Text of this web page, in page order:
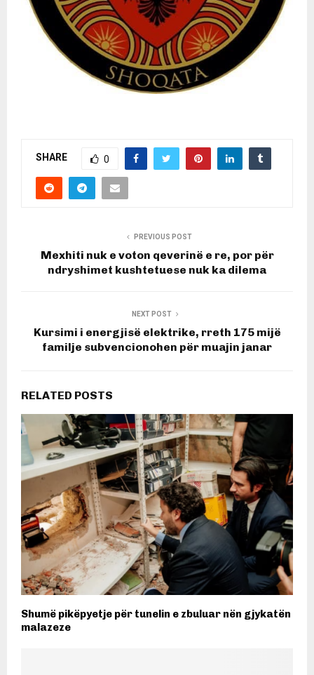
SHARE 0
PREVIOUS POST
Mexhiti nuk e voton qeverinë e re, por për
ndryshimet kushtetuese nuk ka dilema
NEXT POST
Kursimi i energjisë elektrike, rreth 175 mijë
familje subvencionohen për muajin janar
RELATED POSTS
Shumë pikëpyetje për tunelin e zbuluar nën gjykatën
malazeze